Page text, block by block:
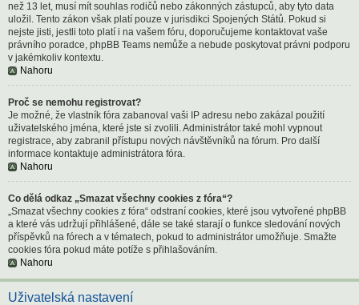
než 13 let, musí mít souhlas rodičů nebo zákonných zástupců, aby tyto data
uložil. Tento zákon však platí pouze v jurisdikci Spojených Států. Pokud si
nejste jisti, jestli toto platí i na vašem fóru, doporučujeme kontaktovat vaše
právního poradce, phpBB Teams nemůže a nebude poskytovat právni podporu
v jakémkoliv kontextu.
Nahoru
Proč se nemohu registrovat?
Je možné, že vlastník fóra zabanoval vaši IP adresu nebo zakázal použití
uživatelského jména, které jste si zvolili. Administrátor také mohl vypnout
registrace, aby zabranil přístupu nových návštěvníků na fórum. Pro další
informace kontaktuje administrátora fóra.
Nahoru
Co dělá odkaz „Smazat všechny cookies z fóra“?
„Smazat všechny cookies z fóra“ odstraní cookies, které jsou vytvořené phpBB
a které vás udržují přihlášené, dále se také starají o funkce sledování nových
příspěvků na fórech a v tématech, pokud to administrátor umožňuje. Smažte
cookies fóra pokud máte potíže s přihlašováním.
Nahoru
Uživatelská nastavení